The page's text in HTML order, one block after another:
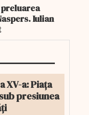
Iulian
XV-a: Piața
presiunea